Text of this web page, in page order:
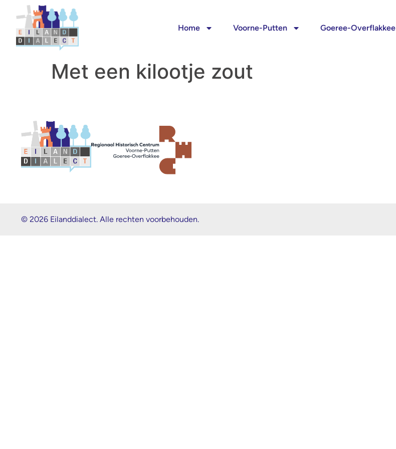
Home Voorne-Putten Goeree-Overflakkee
Met een kilootje zout
© 2026 Eilanddialect. Alle rechten voorbehouden.